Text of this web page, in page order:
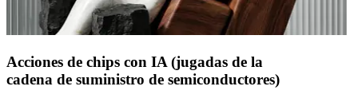
Acciones de chips con IA (jugadas de la
cadena de suministro de semiconductores)